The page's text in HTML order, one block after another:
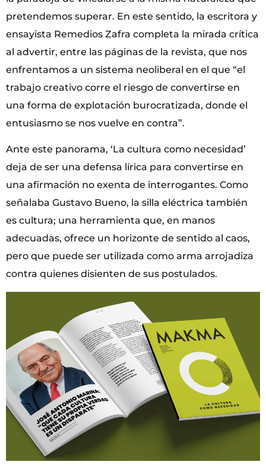
pretendemos superar. En este sentido, la escritora y
ensayista Remedios Zafra completa la mirada crítica
al advertir, entre las páginas de la revista, que nos
enfrentamos a un sistema neoliberal en el que “el
trabajo creativo corre el riesgo de convertirse en
una forma de explotación burocratizada, donde el
entusiasmo se nos vuelve en contra”.
Ante este panorama, ‘La cultura como necesidad’
deja de ser una defensa lírica para convertirse en
una afirmación no exenta de interrogantes. Como
señalaba Gustavo Bueno, la silla eléctrica también
es cultura; una herramienta que, en manos
adecuadas, ofrece un horizonte de sentido al caos,
pero que puede ser utilizada como arma arrojadiza
contra quienes disienten de sus postulados.